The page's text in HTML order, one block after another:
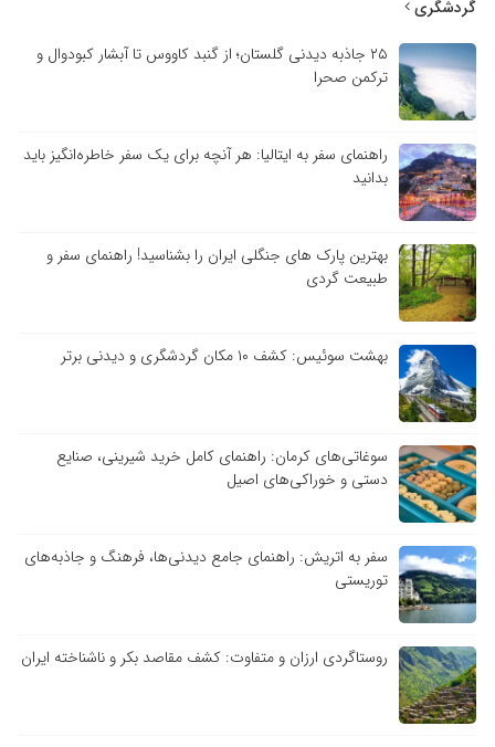
گردشگری
۲۵ جاذبه دیدنی گلستان؛ از گنبد کاووس تا آبشار کبودوال و
ترکمن صحرا
راهنمای سفر به ایتالیا: هر آنچه برای یک سفر خاطره‌انگیز باید
بدانید
بهترین پارک های جنگلی ایران را بشناسید! راهنمای سفر و
طبیعت گردی
بهشت سوئیس: کشف ۱۰ مکان گردشگری و دیدنی برتر
سوغاتی‌های کرمان: راهنمای کامل خرید شیرینی، صنایع
دستی و خوراکی‌های اصیل
سفر به اتریش: راهنمای جامع دیدنی‌ها، فرهنگ و جاذبه‌های
توریستی
روستاگردی ارزان و متفاوت: کشف مقاصد بکر و ناشناخته ایران